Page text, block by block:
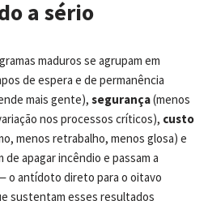
a sério
maduros se agrupam em
de espera e de permanência
mais gente), segurança(menos
nos processos críticos), custo
menos retrabalho, menos glosa) e
de apagar incêndio e passam a
o antídoto direto para o oitavo
sustentam esses resultados